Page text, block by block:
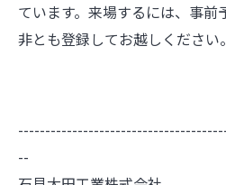
ています。来場するには、事前
非とも登録してお越しください。
--